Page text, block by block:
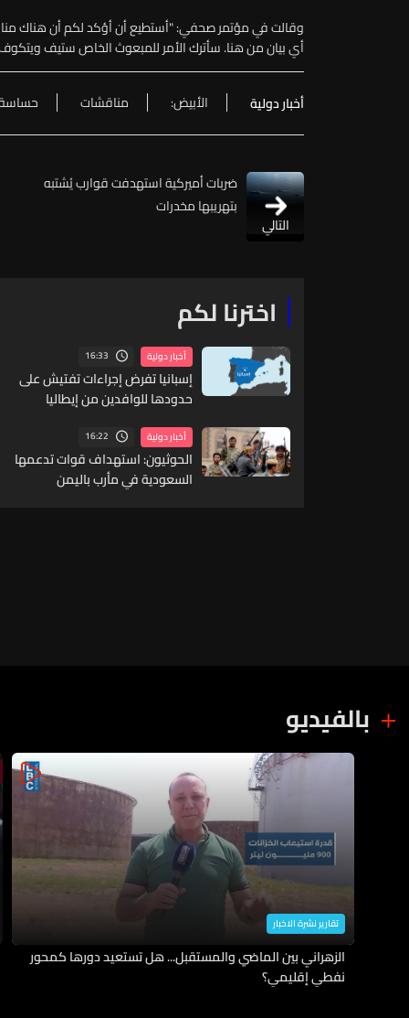
وقالت في مؤتمر صحفي: "أستطيع أن أؤكد لكم أن هناك
أي بيان من هنا. سأترك الأمر للمبعوث الخاص ستيف
أخبار دولية الأبيض: مناقشات
التالي
ضربات أميركية استهدفت قوارب يُشتبه
بتهريبها مخدرات
اخترنا لكم
أخبار دولية 16:33
إسبانيا تفرض إجراءات تفتيش على
حدودها للوافدين من إيطاليا
أخبار دولية 16:22
الحوثيون: استهداف قوات تدعمها
السعودية في مأرب باليمن
بالفيديو
تقارير نشرة الاخبار
الزهراني بين الماضي والمستقبل... هل تستعيد دورها كمحور
نفطي إقليمي؟